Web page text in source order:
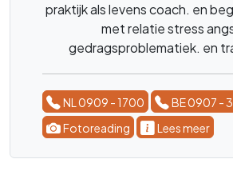
praktijk als levens coach. en
met relatie stress
gedragsproblematiek. en
behandelingen dit in combinatie
en edelstenen. Heb je
betekenis van een kristal of
dan.
NL 0909 - 1700
BE 0907 -
Fotoreading
Lees meer